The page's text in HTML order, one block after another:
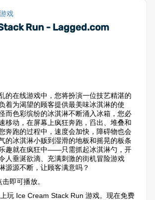
戏
Run - Lagged.com
的在线游戏中，您将扮演一位技艺精湛的
着为渴望的顾客提供最美味冰淇淋的使
而色彩缤纷的冰淇淋不断涌入冰箱，您必
移动，在屏幕上疯狂奔跑，舀出、堆叠和
奔跑的过程中，速度会加快，障碍物也会
的冰淇淋小贩到湿滑的地板和摇晃的板条
趣就在疯狂中——只需抓起冰淇淋勺，开
人垂涎欲滴、充满刺激的街机冒险游戏
源源不断，让顾客满意吗？
即可播放。
玩 Ice Cream Stack Run 游戏。现在免费